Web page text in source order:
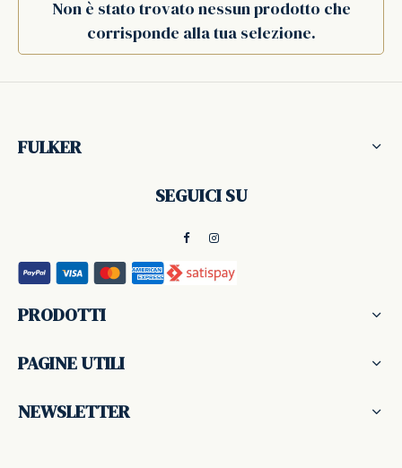
Non è stato trovato nessun prodotto che
corrisponde alla tua selezione.
FULKER
SEGUICI SU
PRODOTTI
PAGINE UTILI
NEWSLETTER